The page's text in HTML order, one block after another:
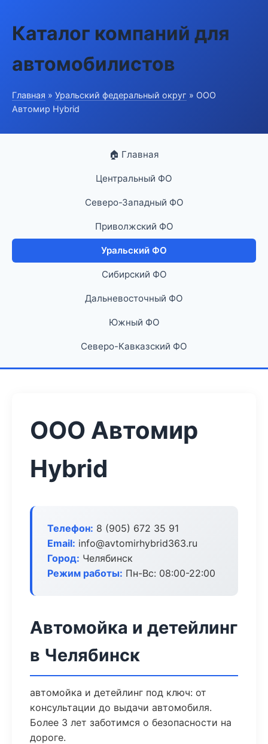
Каталог компаний для
автомобилистов
Главная » Уральский федеральный округ » ООО
Автомир Hybrid
🏠 Главная
Центральный ФО
Северо-Западный ФО
Приволжский ФО
Уральский ФО
Сибирский ФО
Дальневосточный ФО
Южный ФО
Северо-Кавказский ФО
ООО Автомир
Hybrid
Телефон: 8 (905) 672 35 91
Email: info@avtomirhybrid363.ru
Город: Челябинск
Режим работы: Пн-Вс: 08:00-22:00
Автомойка и детейлинг
в Челябинск
автомойка и детейлинг под ключ: от
консультации до выдачи автомобиля.
Более 3 лет заботимся о безопасности на
дороге.